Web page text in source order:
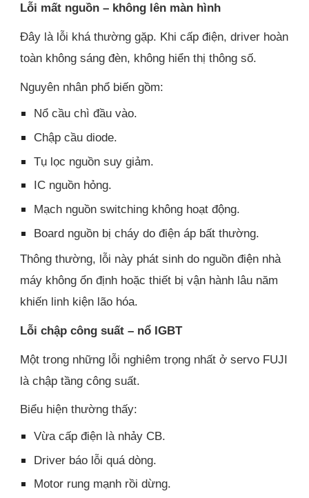
Lỗi mất nguồn – không lên màn hình
Đây là lỗi khá thường gặp. Khi cấp điện, driver hoàn
toàn không sáng đèn, không hiển thị thông số.
Nguyên nhân phổ biến gồm:
Nổ cầu chì đầu vào.
Chập cầu diode.
Tụ lọc nguồn suy giảm.
IC nguồn hỏng.
Mạch nguồn switching không hoạt động.
Board nguồn bị cháy do điện áp bất thường.
Thông thường, lỗi này phát sinh do nguồn điện nhà
máy không ổn định hoặc thiết bị vận hành lâu năm
khiến linh kiện lão hóa.
Lỗi chập công suất – nổ IGBT
Một trong những lỗi nghiêm trọng nhất ở servo FUJI
là chập tầng công suất.
Biểu hiện thường thấy:
Vừa cấp điện là nhảy CB.
Driver báo lỗi quá dòng.
Motor rung mạnh rồi dừng.